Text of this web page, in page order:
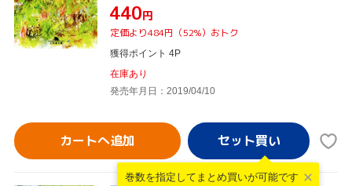
¥440円
定価より484円（52%）おトク
獲得ポイント 4P
在庫あり
発売年月日：2019/04/10
カートへ追加
巻数を指定して まとめ買いが可能です